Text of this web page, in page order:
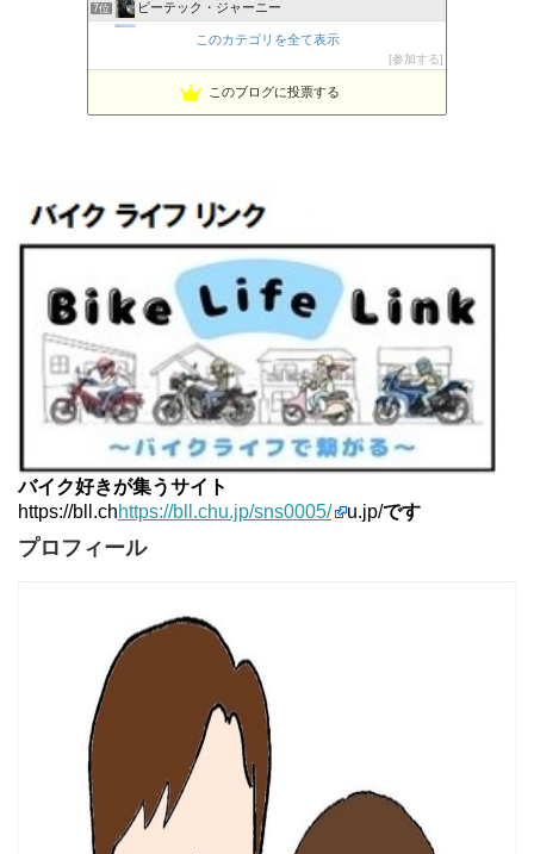
7位 ビーテック・ジャーニー
PBOYS-BLUE
◆Akira's Candid Photography
11位 MT-07と私。走る
15位 ほんまもん商会
このカテゴリを全て表示
参加する
このブログに投票する
バイク好きが集うサイト
https://bll.chhttps://bll.chu.jp/sns0005/ u.jp/です
プロフィール